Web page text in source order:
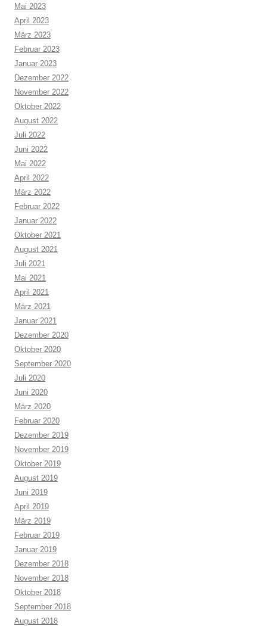
Mai 2023
April 2023
März 2023
Februar 2023
Januar 2023
Dezember 2022
November 2022
Oktober 2022
August 2022
Juli 2022
Juni 2022
Mai 2022
April 2022
März 2022
Februar 2022
Januar 2022
Oktober 2021
August 2021
Juli 2021
Mai 2021
April 2021
März 2021
Januar 2021
Dezember 2020
Oktober 2020
September 2020
Juli 2020
Juni 2020
März 2020
Februar 2020
Dezember 2019
November 2019
Oktober 2019
August 2019
Juni 2019
April 2019
März 2019
Februar 2019
Januar 2019
Dezember 2018
November 2018
Oktober 2018
September 2018
August 2018